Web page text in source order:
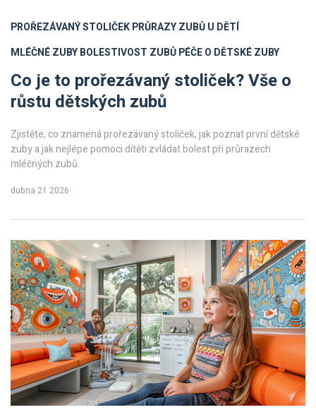
PROŘEZÁVANÝ STOLIČEKPRŮRAZY ZUBŮ U DĚTÍ
MLÉČNÉ ZUBYBOLESTIVOST ZUBŮPÉČE O DĚTSKÉ ZUBY
Co je to prořezávaný stoliček? Vše o
růstu dětských zubů
Zjistěte, co znamená prořezávaný stoliček, jak poznat první dětské
zuby a jak nejlépe pomoci dítěti zvládat bolest při průrazech
mléčných zubů.
dubna 21 2026